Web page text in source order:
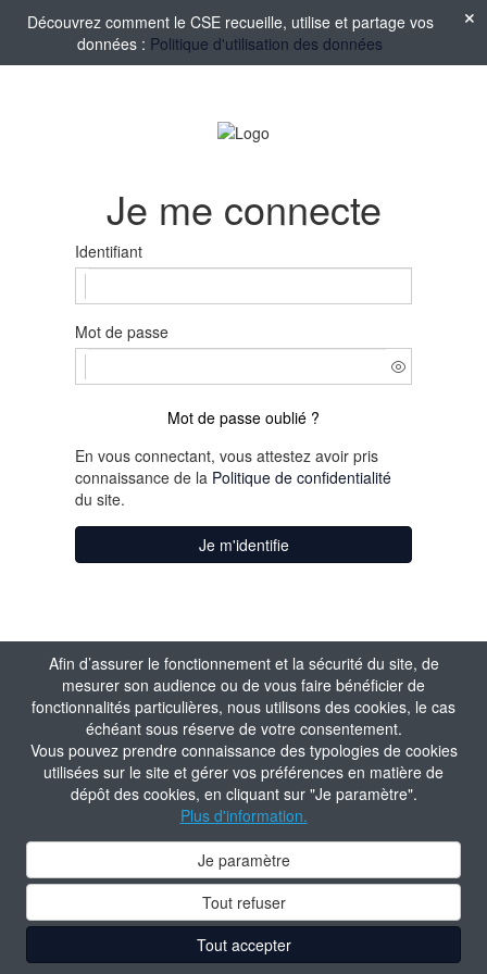
Afin d’assurer le fonctionnement et la sécurité du site, de
mesurer son audience ou de vous faire bénéficier de
fonctionnalités particulières, nous utilisons des cookies, le cas
échéant sous réserve de votre consentement.
Vous pouvez prendre connaissance des typologies de cookies
utilisées sur le site et gérer vos préférences en matière de
dépôt des cookies, en cliquant sur "Je paramètre".
Plus d'information.
Je paramètre
Tout refuser
Tout accepter
Découvrez comment le CSE recueille, utilise et partage vos
données : Politique d'utilisation des données
Je me connecte
Identifiant
Mot de passe
Mot de passe oublié ?
En vous connectant, vous attestez avoir pris
connaissance de la Politique de confidentialité
du site.
Je m'identifie